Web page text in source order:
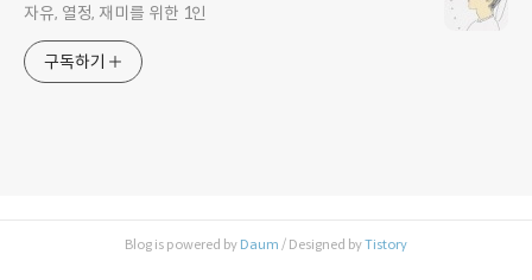
자유, 열정, 재미를 위한 1인
구독하기
Blog is powered by Daum / Designed byTistory